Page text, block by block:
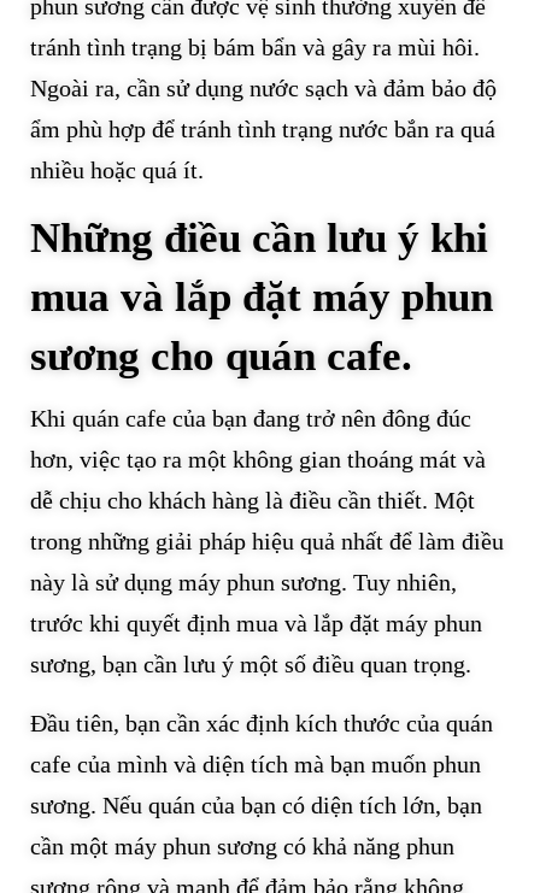
phun sương cần được vệ sinh thường xuyên để
tránh tình trạng bị bám bẩn và gây ra mùi hôi.
Ngoài ra, cần sử dụng nước sạch và đảm bảo độ
ẩm phù hợp để tránh tình trạng nước bắn ra quá
nhiều hoặc quá ít.
Những điều cần lưu ý khi
mua và lắp đặt máy phun
sương cho quán cafe.
Khi quán cafe của bạn đang trở nên đông đúc
hơn, việc tạo ra một không gian thoáng mát và
dễ chịu cho khách hàng là điều cần thiết. Một
trong những giải pháp hiệu quả nhất để làm điều
này là sử dụng máy phun sương. Tuy nhiên,
trước khi quyết định mua và lắp đặt máy phun
sương, bạn cần lưu ý một số điều quan trọng.
Đầu tiên, bạn cần xác định kích thước của quán
cafe của mình và diện tích mà bạn muốn phun
sương. Nếu quán của bạn có diện tích lớn, bạn
cần một máy phun sương có khả năng phun
sương rộng và mạnh để đảm bảo rằng không